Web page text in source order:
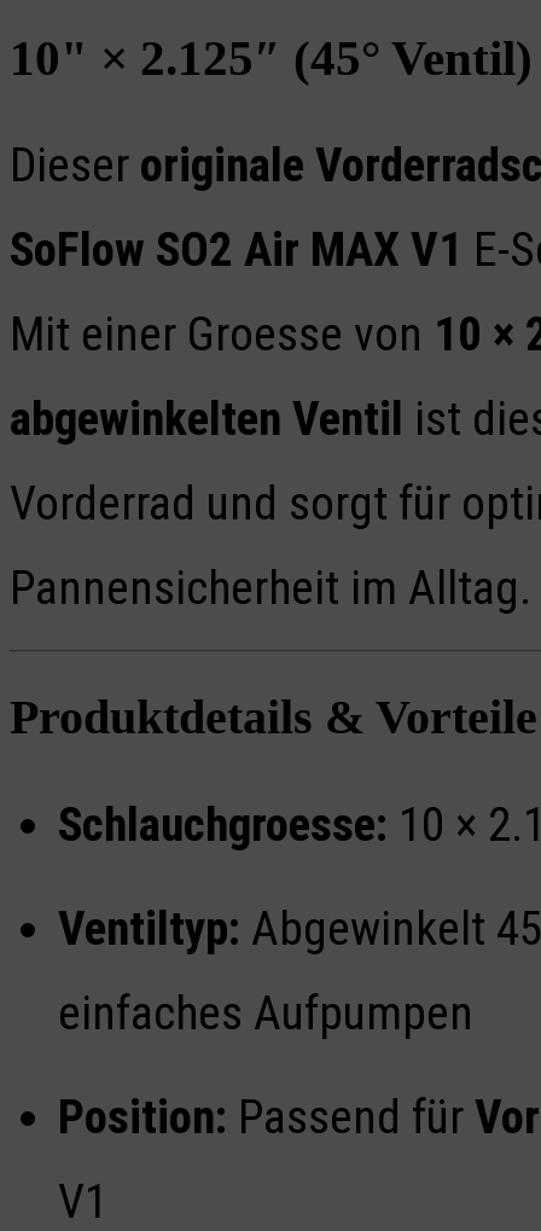
10" × 2.125″ (45° Ventil)
Dieser originale
SoFlow SO2 Air MAX V1 E-
Mit einer Groesse von 10 ×
abgewinkelten Ventil ist
Vorderrad und sorgt für
Pannensicherheit im Alltag.
Produktdetails & Vorteile
Schlauchgroesse: 10 ×
Ventiltyp: Abgewinkelt
einfaches Aufpumpen
Position: Passend für
V1